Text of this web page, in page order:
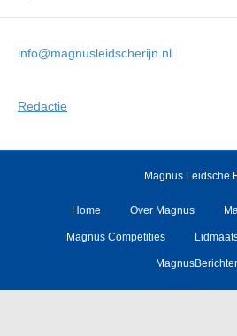
info@magnusleidscherijn.nl
Redactie
Magnus Leidsche
Home Over Magnus
Magnus Competities